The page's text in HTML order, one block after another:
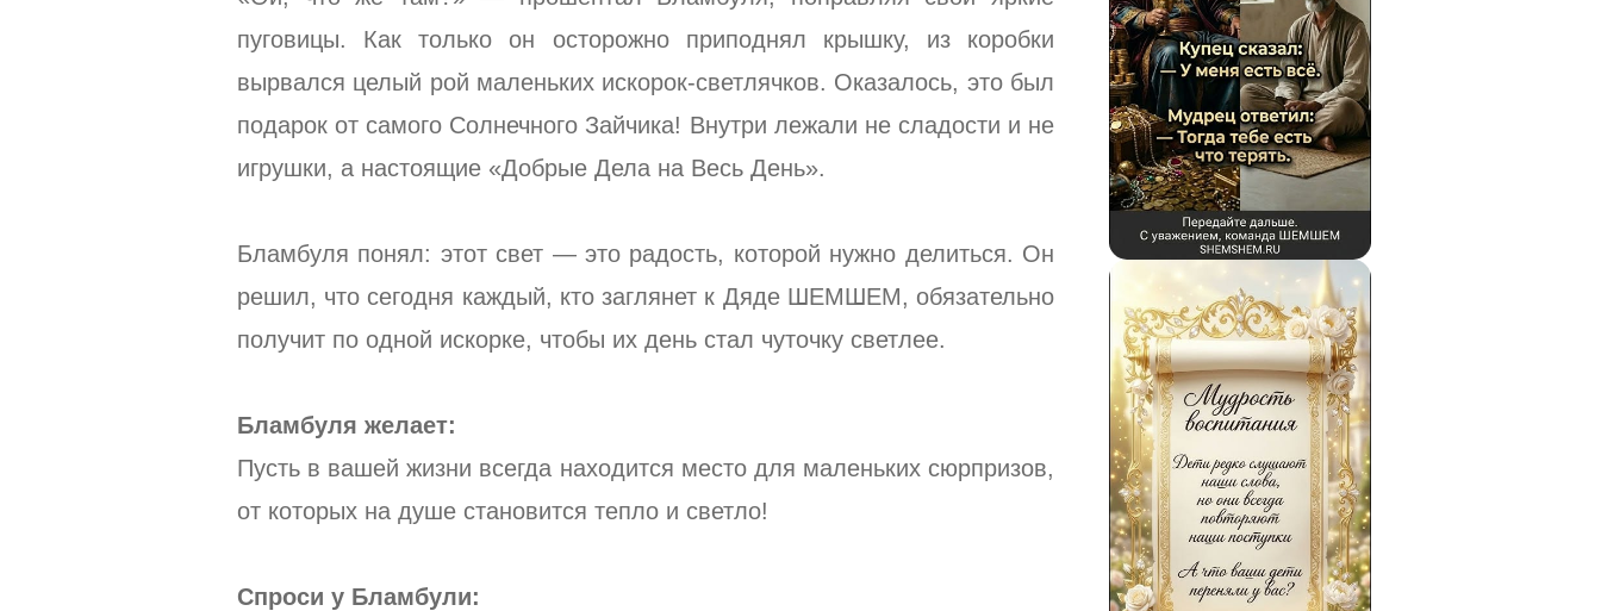
пуговицы. Как только он осторожно приподнял крышку, из коробки
вырвался целый рой маленьких искорок-светлячков. Оказалось, это был
подарок от самого Солнечного Зайчика! Внутри лежали не сладости и не
игрушки, а настоящие «Добрые Дела на Весь День».
Бламбуля понял: этот свет — это радость, которой нужно делиться. Он
решил, что сегодня каждый, кто заглянет к Дяде ШЕМШЕМ, обязательно
получит по одной искорке, чтобы их день стал чуточку светлее.
Бламбуля желает:
Пусть в вашей жизни всегда находится место для маленьких сюрпризов,
от которых на душе становится тепло и светло!
Спроси у Бламбули: